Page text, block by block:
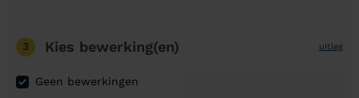
3 Kies bewerking(en) uitleg
Geen bewerkingen